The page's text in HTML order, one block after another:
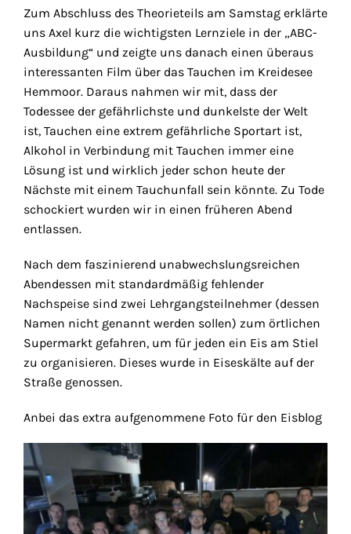
Zum Abschluss des Theorieteils am Samstag erklärte
uns Axel kurz die wichtigsten Lernziele in der „ABC-
Ausbildung“ und zeigte uns danach einen überaus
interessanten Film über das Tauchen im Kreidesee
Hemmoor. Daraus nahmen wir mit, dass der
Todessee der gefährlichste und dunkelste der Welt
ist, Tauchen eine extrem gefährliche Sportart ist,
Alkohol in Verbindung mit Tauchen immer eine
Lösung ist und wirklich jeder schon heute der
Nächste mit einem Tauchunfall sein könnte. Zu Tode
schockiert wurden wir in einen früheren Abend
entlassen.
Nach dem faszinierend unabwechslungsreichen
Abendessen mit standardmäßig fehlender
Nachspeise sind zwei Lehrgangsteilnehmer (dessen
Namen nicht genannt werden sollen) zum örtlichen
Supermarkt gefahren, um für jeden ein Eis am Stiel
zu organisieren. Dieses wurde in Eiseskälte auf der
Straße genossen.
Anbei das extra aufgenommene Foto für den Eisblog